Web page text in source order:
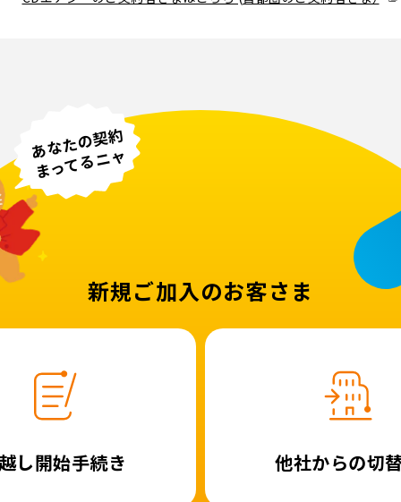
あなたの契約
まってるニャ
新規ご加入のお客さま
し開始手続き 他社からの切